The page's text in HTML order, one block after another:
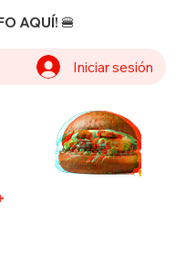
AQUÍ! 🍔
Iniciar sesión